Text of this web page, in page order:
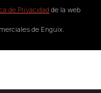
de Privacidad de la web
de Enguix.